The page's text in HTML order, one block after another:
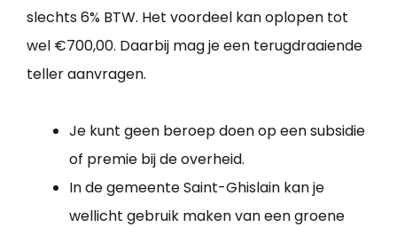
slechts 6% BTW. Het voordeel kan oplopen tot
wel €700,00. Daarbij mag je een terugdraaiende
teller aanvragen.
Je kunt geen beroep doen op een subsidie
of premie bij de overheid.
In de gemeente Saint-Ghislain kan je
wellicht gebruik maken van een groene